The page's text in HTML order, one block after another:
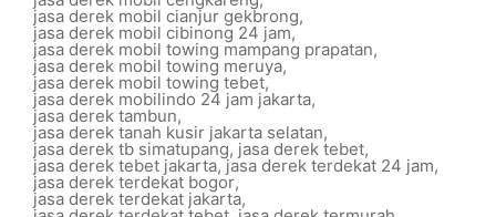
jasa derek mobil cianjur gekbrong,
jasa derek mobil cibinong 24 jam,
jasa derek mobil towing mampang prapatan,
jasa derek mobil towing meruya,
jasa derek mobil towing tebet,
jasa derek mobilindo 24 jam jakarta,
jasa derek tambun,
jasa derek tanah kusir jakarta selatan,
jasa derek tb simatupang, jasa derek tebet,
jasa derek tebet jakarta,jasa derek terdekat 24 jam,
jasa derek terdekat bogor,
jasa derek terdekat jakarta,